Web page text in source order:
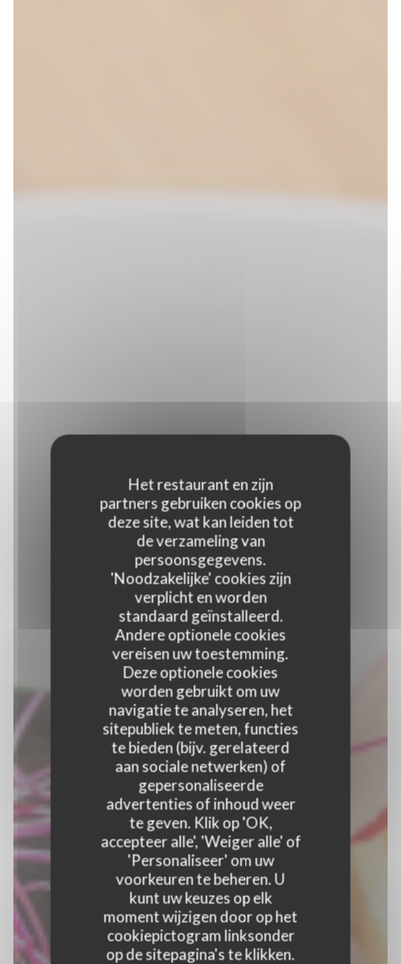
Het restaurant en zijn
partners gebruiken cookies op
deze site, wat kan leiden tot
de verzameling van
persoonsgegevens.
'Noodzakelijke' cookies zijn
verplicht en worden
standaard geïnstalleerd.
Andere optionele cookies
vereisen uw toestemming.
Deze optionele cookies
worden gebruikt om uw
navigatie te analyseren, het
sitepubliek te meten, functies
te bieden (bijv. gerelateerd
aan sociale netwerken) of
gepersonaliseerde
advertenties of inhoud weer
te geven. Klik op 'OK,
accepteer alle', 'Weiger alle' of
'Personaliseer' om uw
voorkeuren te beheren. U
kunt uw keuzes op elk
moment wijzigen door op het
cookiepictogram linksonder
op de sitepagina's te klikken.
GUS
BRUSSELSE BRASSERIE|BRUXELLES
RESERVEER EEN TAFEL